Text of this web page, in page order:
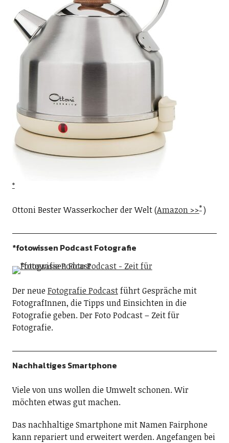
Ottoni Bester Wasserkocher der Welt (Amazon >> )
*fotowissen Podcast Fotografie
Der neueFotografie Podcastführt Gespräche mit
FotografInnen, die Tipps und Einsichten in die
Fotografie geben. Der Foto Podcast – Zeit für
Fotografie.
Nachhaltiges Smartphone
Viele von uns wollen die Umwelt schonen. Wir
möchten etwas gut machen.
Das nachhaltige Smartphone mit Namen Fairphone
kann repariert und erweitert werden. Angefangen bei